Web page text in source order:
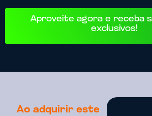
Aproveite agora e receba
exclusivos!
Ao adquirir este